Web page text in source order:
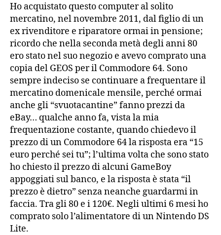
Ho acquistato questo computer al solito
mercatino, nel novembre 2011, dal figlio di un
ex rivenditore e riparatore ormai in pensione;
ricordo che nella seconda metà degli anni 80
ero stato nel suo negozio e avevo comprato una
copia del GEOS per il Commodore 64. Sono
sempre indeciso se continuare a frequentare il
mercatino domenicale mensile, perché ormai
anche gli “svuotacantine” fanno prezzi da
eBay… qualche anno fa, vista la mia
frequentazione costante, quando chiedevo il
prezzo di un Commodore 64 la risposta era “15
euro perché sei tu”; l’ultima volta che sono stato
ho chiesto il prezzo di alcuni GameBoy
appoggiati sul banco, e la risposta è stata “il
prezzo è dietro” senza neanche guardarmi in
faccia. Tra gli 80 e i 120€. Negli ultimi 6 mesi ho
comprato solo l’alimentatore di un Nintendo DS
Lite.